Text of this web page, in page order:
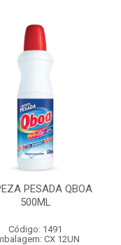
PESADA QBOA
500ML
Código: 1491
CX 12UN